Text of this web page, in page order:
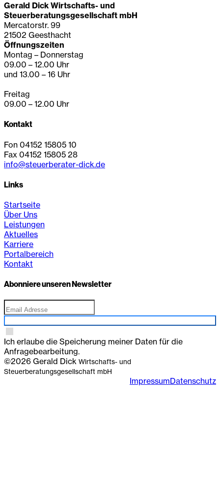
Gerald Dick Wirtschafts- und
Steuerberatungsgesellschaft mbH
Mercatorstr. 99
21502 Geesthacht
Öffnungszeiten
Montag – Donnerstag
09.00 – 12.00 Uhr
und 13.00 – 16 Uhr
Freitag
09.00 – 12.00 Uhr
Kontakt
Fon 04152 15805 10
Fax 04152 15805 28
info@steuerberater-dick.de
Links
Startseite
Über Uns
Leistungen
Aktuelles
Karriere
Portalbereich
Kontakt
Abonniere unseren Newsletter
Ich erlaube die Speicherung meiner Daten für die
Anfragebearbeitung.
©2026 Gerald Dick Wirtschafts- und
Steuerberatungsgesellschaft mbH
ImpressumDatenschutz